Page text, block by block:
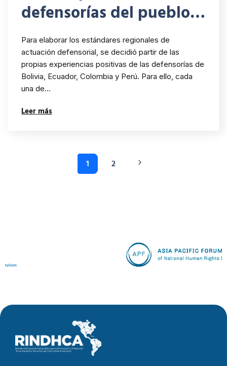
defensorías del pueblo
de Bolivia, Colombia,
Ecuador y Perú en
procesos de consulta
previa
Para elaborar los estándares regionales de
actuación defensorial, se decidió partir de las
propias experiencias positivas de las defensorías de
Bolivia, Ecuador, Colombia y Perú. Para ello, cada
una de…
Leer más
1 2